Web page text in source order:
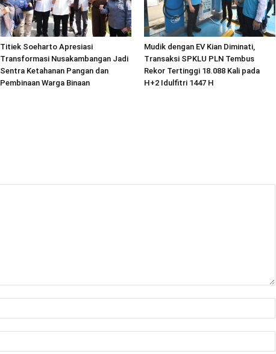
Titiek Soeharto Apresiasi
Transformasi Nusakambangan Jadi
Sentra Ketahanan Pangan dan
Pembinaan Warga Binaan
Mudik dengan EV Kian Diminati,
Transaksi SPKLU PLN Tembus
Rekor Tertinggi 18.088 Kali pada
H+2 Idulfitri 1447 H